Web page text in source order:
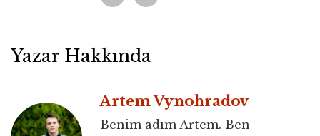
Yazar Hakkında
Artem Vynohradov
Benim adım Artem. Ben